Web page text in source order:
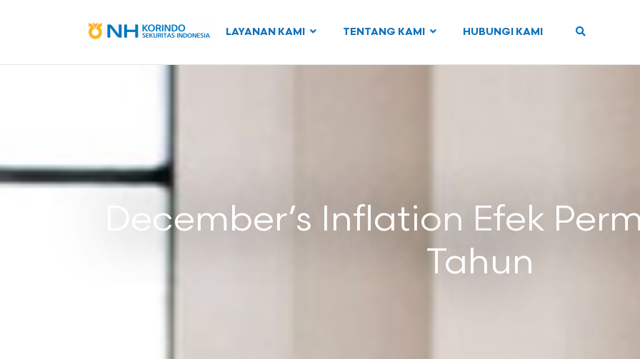
LAYANAN KAMI TENTANG KAMI HUBUNGI KAMI
December’s Inflation Efek
Tahun